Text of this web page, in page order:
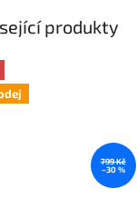
produkty
799 Kč
–30 %